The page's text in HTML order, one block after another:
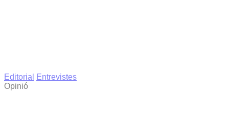
Editorial
Entrevistes
Opinió